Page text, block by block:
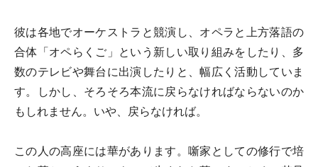
彼は各地でオーケストラと競演し、オペラと上方落語の
合体「オペらくご」という新しい取り組みをしたり、多
数のテレビや舞台に出演したりと、幅広く活動していま
す。しかし、そろそろ本流に戻らなければならないのか
もしれません。いや、戻らなければ。
この人の高座には華があります。噺家としての修行で培